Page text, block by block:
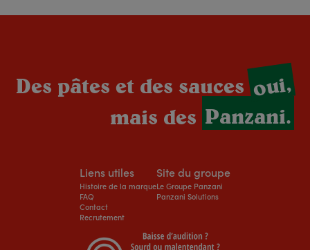
Des pâtes et des saucesoui,
mais des Panzani.
Liens utiles
Histoire de la marque
FAQ
Contact
Recrutement
Site du groupe
Le Groupe Panzani
Panzani Solutions